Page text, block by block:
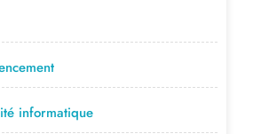
informatique